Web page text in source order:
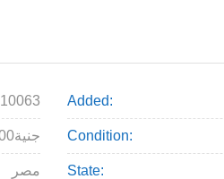
10063 Added:
140.000جنية Condition:
مصر State: